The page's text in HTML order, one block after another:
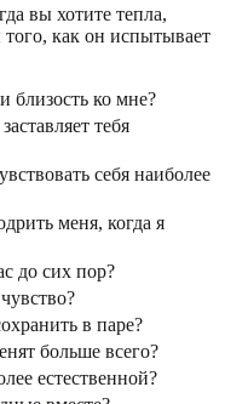
вы хотите тепла,
как он испытывает
близость ко мне?
тебя
себя наиболее
меня, когда я
до сих пор?
в паре?
больше всего?
естественной?